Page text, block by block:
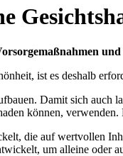
ist es deshalb
Damit sich
können,
die auf wertvollen
um alleine oder